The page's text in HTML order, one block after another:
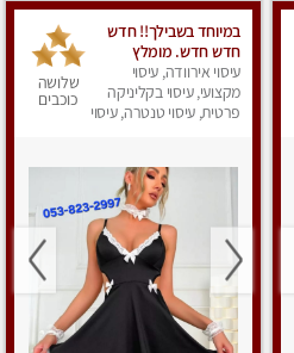
במיוחד בשבילך!! חדש
חדש חדש. מומלץ
לחלוטין למסאז' עם
שמנים באווירה ביתית
ונעימה.,
עיסוי אירוודה, עיסוי
מקצועי, עיסוי בקליניקה
פרטית, עיסוי טנטרה, עיסוי
שלושה
כוכבים